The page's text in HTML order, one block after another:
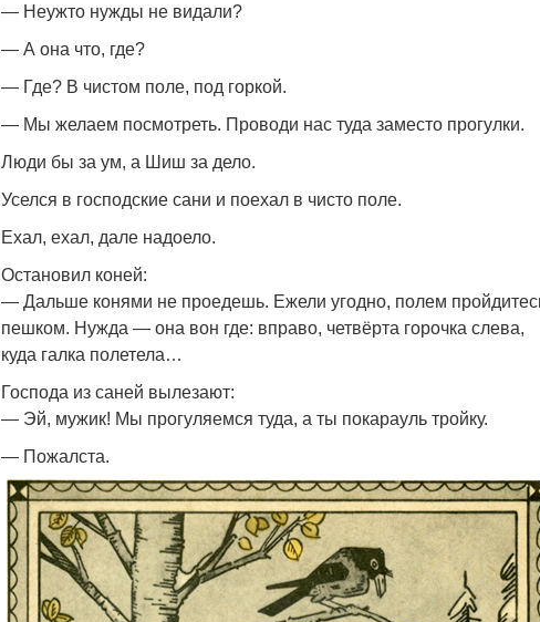
— Неужто нужды не видали?
— А она что, где?
— Где? В чистом поле, под горкой.
— Мы желаем посмотреть. Проводи нас туда заместо прогулки.
Люди бы за ум, а Шиш за дело.
Уселся в господские сани и поехал в чисто поле.
Ехал, ехал, дале надоело.
Остановил коней:
— Дальше конями не проедешь. Ежели угодно, полем
пешком. Нужда — она вон где: вправо, четвёрта горочка слева,
куда галка полетела…
Господа из саней вылезают:
— Эй, мужик! Мы прогуляемся туда, а ты покарауль тройку.
— Пожалста.